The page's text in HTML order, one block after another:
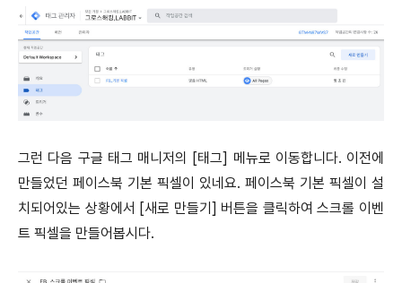
그런 다음 구글 태그 매니저의 [태그] 메뉴로 이동합니다. 이전에
만들었던 페이스북 기본 픽셀이 있네요. 페이스북 기본 픽셀이 설
치되어있는 상황에서 [새로 만들기] 버튼을 클릭하여 스크롤 이벤
트 픽셀을 만들어봅시다.